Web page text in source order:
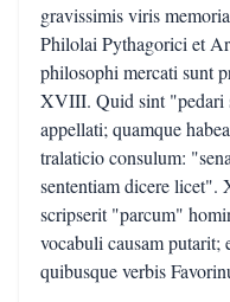
gravissimis viris
Philolai Pythagorici et
philosophi mercati sunt
XVIII. Quid sint "pedari
appellati; quamque
tralaticio consulum:
sententiam dicere licet".
scripserit "parcum"
vocabuli causam putarit;
quibusque verbis